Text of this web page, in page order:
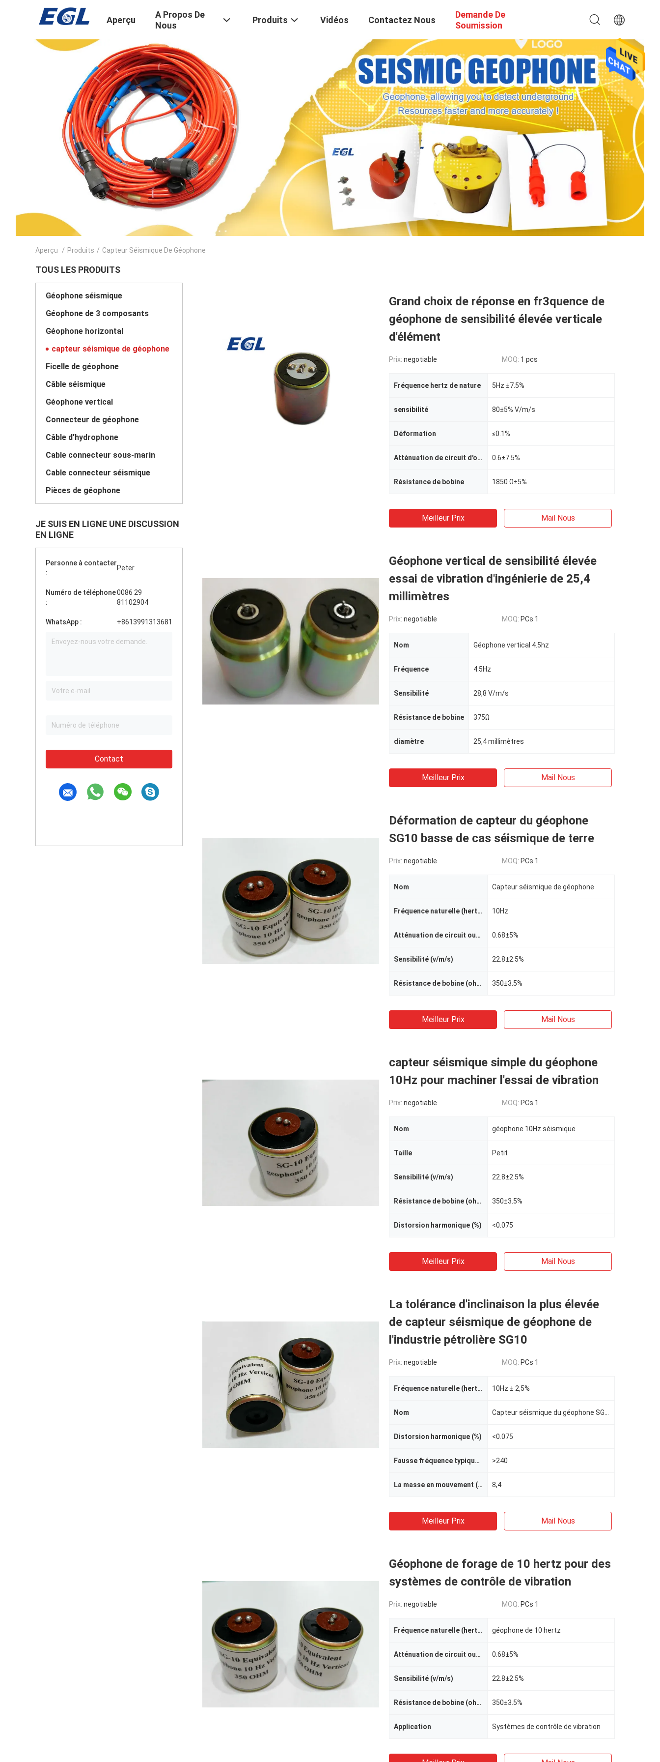
Aperçu
A Propos De
Nous
Produits Vidéos Contactez Nous
Demande De
Soumission
Aperçu / Produits / Capteur Séismique De Géophone
TOUS LES PRODUITS
Géophone séismique
Géophone de 3 composants
Géophone horizontal
capteur séismique de géophone
Ficelle de géophone
Câble séismique
Géophone vertical
Connecteur de géophone
Câble d'hydrophone
Cable connecteur sous-marin
Cable connecteur séismique
Pièces de géophone
JE SUIS EN LIGNE UNE DISCUSSION
EN LIGNE
Personne à contacter
:
Peter
Numéro de téléphone
:
0086 29
81102904
WhatsApp : +8613991313681
Contact
Grand choix de réponse en fr3quence de
géophone de sensibilité élevée verticale
d'élément
Prix: negotiable MOQ: 1 pcs
Fréquence hertz de nature 5Hz ±7.5%
sensibilité 80±5% V/m/s
Déformation ≤0.1%
Atténuation de circuit d'ouverture 0.6±7.5%
Résistance de bobine 1850 Ω±5%
Meilleur Prix Mail Nous
Géophone vertical de sensibilité élevée
essai de vibration d'ingénierie de 25,4
millimètres
Prix: negotiable MOQ: PCs 1
Nom Géophone vertical 4.5hz
Fréquence 4.5Hz
Sensibilité 28,8 V/m/s
Résistance de bobine 375Ω
diamètre 25,4 millimètres
Meilleur Prix Mail Nous
Déformation de capteur du géophone
SG10 basse de cas séismique de terre
Prix: negotiable MOQ: PCs 1
Nom Capteur séismique de géophone
Fréquence naturelle (hertz) 10Hz
Atténuation de circuit ouvert 0.68±5%
Sensibilité (v/m/s) 22.8±2.5%
Résistance de bobine (ohm) 350±3.5%
Meilleur Prix Mail Nous
capteur séismique simple du géophone
10Hz pour machiner l'essai de vibration
Prix: negotiable MOQ: PCs 1
Nom géophone 10Hz séismique
Taille Petit
Sensibilité (v/m/s) 22.8±2.5%
Résistance de bobine (ohm) 350±3.5%
Distorsion harmonique (%) <0.075
Meilleur Prix Mail Nous
La tolérance d'inclinaison la plus élevée
de capteur séismique de géophone de
l'industrie pétrolière SG10
Prix: negotiable MOQ: PCs 1
Fréquence naturelle (hertz) 10Hz ± 2,5%
Nom
Distorsion harmonique (%) <0.075
Fausse fréquence typique (hertz ) >240
La masse en mouvement (G) 8,4
Meilleur Prix Mail Nous
Géophone de forage de 10 hertz pour des
systèmes de contrôle de vibration
Prix: negotiable MOQ: PCs 1
Fréquence naturelle (hertz) géophone de 10 hertz
Atténuation de circuit ouvert 0.68±5%
Sensibilité (v/m/s) 22.8±2.5%
Résistance de bobine (ohm) 350±3.5%
Application Systèmes de contrôle de vibration